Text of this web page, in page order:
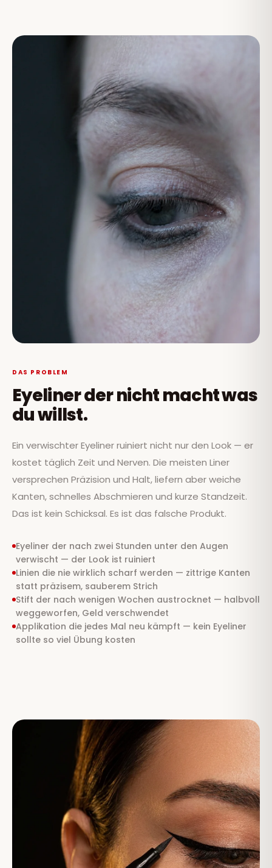
DAS PROBLEM
Eyeliner der nicht macht was
du willst.
Ein verwischter Eyeliner ruiniert nicht nur den Look — er
kostet täglich Zeit und Nerven. Die meisten Liner
versprechen Präzision und Halt, liefern aber weiche
Kanten, schnelles Abschmieren und kurze Standzeit.
Das ist kein Schicksal. Es ist das falsche Produkt.
Eyeliner der nach zwei Stunden unter den Augen
verwischt — der Look ist ruiniert
Linien die nie wirklich scharf werden — zittrige Kanten
statt präzisem, sauberem Strich
Stift der nach wenigen Wochen austrocknet — halbvoll
weggeworfen, Geld verschwendet
Applikation die jedes Mal neu kämpft — kein Eyeliner
sollte so viel Übung kosten